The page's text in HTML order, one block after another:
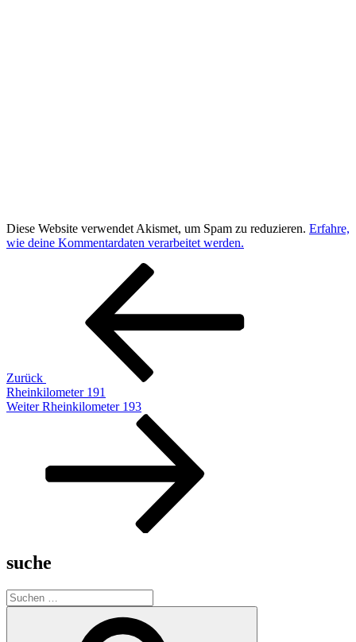
Diese Website verwendet Akismet, um Spam zu reduzieren. Erfahre,
wie deine Kommentardaten verarbeitet werden.
Beitragsnavigation
Zurück
Rheinkilometer 191
Nächster
Weiter Rheinkilometer 193
suche
Suche
nach: